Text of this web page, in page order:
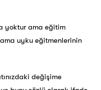
yoktur ama eğitim
uyku eğitmenlerinin
değişime